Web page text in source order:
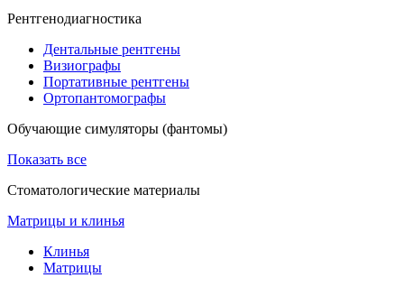
Рентгенодиагностика
Дентальные рентгены
Визиографы
Портативные рентгены
Ортопантомографы
Обучающие симуляторы (фантомы)
Показать все
Стоматологические материалы
Матрицы и клинья
Клинья
Матрицы